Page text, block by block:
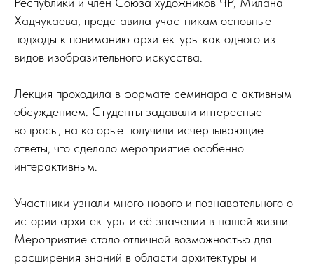
Хадчукаева, представила участникам основные
подходы к пониманию архитектуры как одного из
видов изобразительного искусства.
Лекция проходила в формате семинара с активным
обсуждением. Студенты задавали интересные
вопросы, на которые получили исчерпывающие
ответы, что сделало мероприятие особенно
интерактивным.
Участники узнали много нового и познавательного о
истории архитектуры и её значении в нашей жизни.
Мероприятие стало отличной возможностью для
расширения знаний в области архитектуры и